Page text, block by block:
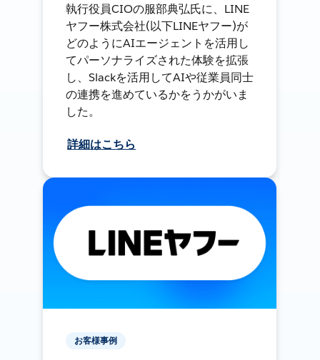
執行役員CIOの服部典弘氏に、LINE
ヤフー株式会社(以下LINEヤフー)が
どのようにAIエージェントを活用し
てパーソナライズされた体験を拡張
し、Slackを活用してAIや従業員同士
の連携を進めているかをうかがいま
した。
詳細はこちら
お客様事例